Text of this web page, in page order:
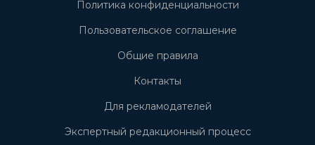
Политика конфиденциальности
Пользовательское соглашение
Общие правила
Контакты
Для рекламодателей
Экспертный редакционный процесс